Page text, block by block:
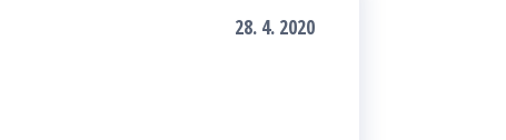
28. 4. 2020